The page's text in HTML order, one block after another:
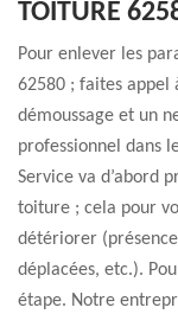
TOITURE
Pour enlever les
62580 ; faites appel
démoussage et un
professionnel dans
Service va d’abord
toiture ; cela pour
détériorer
déplacées, etc.).
étape. Notre